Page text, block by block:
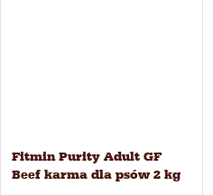
Fitmin Purity Adult GF
Beef karma dla psów 2 kg